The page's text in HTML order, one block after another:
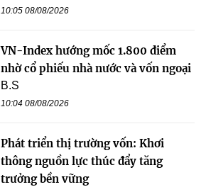
10:05 08/08/2026
VN-Index hướng mốc 1.800 điểm
nhờ cổ phiếu nhà nước và vốn ngoại
B.S
10:04 08/08/2026
Phát triển thị trường vốn: Khơi
thông nguồn lực thúc đẩy tăng
trưởng bền vững